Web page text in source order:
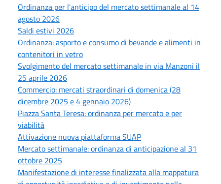
Ordinanza per l'anticipo del mercato settimanale al 14
agosto 2026
Saldi estivi 2026
Ordinanza: asporto e consumo di bevande e alimenti in
contenitori in vetro
Svolgimento del mercato settimanale in via Manzoni il
25 aprile 2026
Commercio: mercati straordinari di domenica (28
dicembre 2025 e 4 gennaio 2026)
Piazza Santa Teresa: ordinanza per mercato e per
viabilità
Attivazione nuova piattaforma SUAP
Mercato settimanale: ordinanza di anticipazione al 31
ottobre 2025
Manifestazione di interesse finalizzata alla mappatura